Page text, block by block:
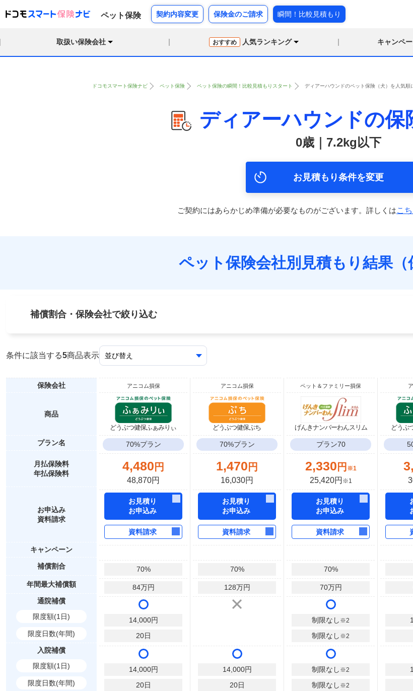
ペット保険 契約内容変更 保険金のご請求 瞬間！比較見積もり
取扱い保険会社 おすすめ 人気ランキング キャンペ
ドコモスマート保険ナビ ペット保険 ペット保険の瞬間！比較見積もりスタート ディアーハウンドのペット保険（犬）を人気順
ディアーハウンドの保
0歳｜7.2kg以下
お見積もり条件を変更
ご契約にはあらかじめ準備が必要なものがございます。詳しくはこ
ペット保険会社別見積もり結果（
補償割合・保険会社で絞り込む
条件に該当する5商品表示
保険会社
商品
プラン名
月払保険料
年払保険料
お申込み
資料請求
キャンペーン
補償割合
年間最大補償額
通院補償
限度額(1日)
限度日数(年間)
入院補償
限度額(1日)
限度日数(年間)
アニコム損保
どうぶつ健保ふぁみりぃ
70%プラン
4,480 円
48,870円
お見積り
お申込み
資料請求
70%
84万円
14,000円
20日
14,000円
20日
アニコム損保
どうぶつ健保ぷち
70%プラン
1,470 円
16,030円
お見積り
お申込み
資料請求
70%
128万円
14,000円
20日
ペット＆ファミリー損保
げんきナンバーわんスリム
プラン70
2,330 円 ※1
25,420円 ※1
お見積り
お申込み
資料請求
70%
70万円
制限なし ※2
制限なし ※2
制限なし ※2
制限なし ※2
どうぶ